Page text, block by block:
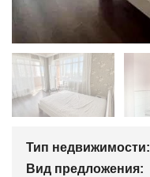
Тип недвижимости:
Вид предложения: